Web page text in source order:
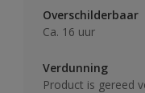
Overschilderbaar
Ca. 16 uur
Verdunning
Product is gereed